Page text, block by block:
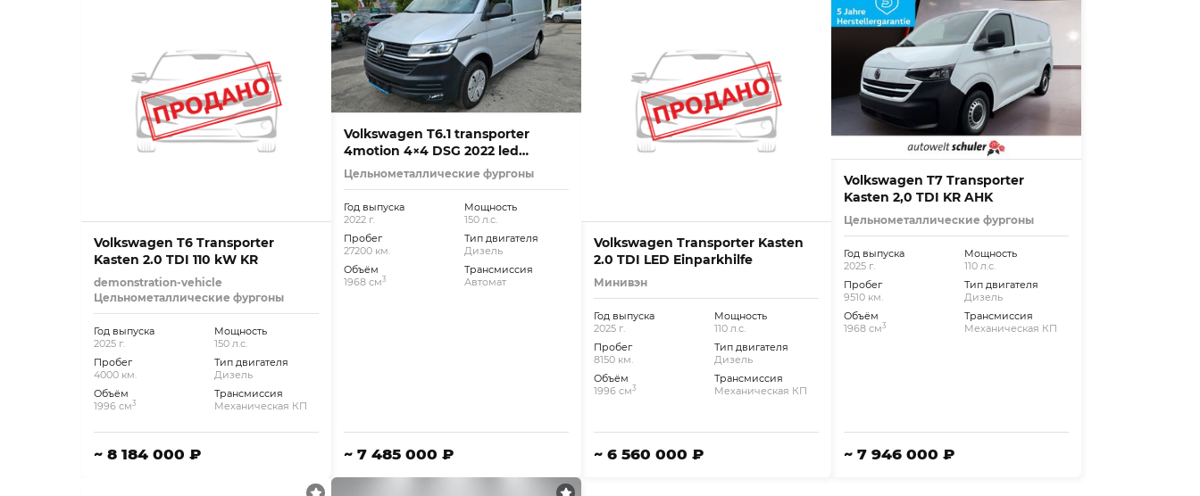
Volkswagen T6 Transporter
Kasten 2.0 TDI 110 kW KR
demonstration-vehicle
Цельнометаллические фургоны
Год выпуска
2025 г.
Пробег
4000 км.
Объём
1996 см3
Мощность
150 л.с.
Тип двигателя
Дизель
Трансмиссия
Механическая КП
~ 8 184 000 ₽
Volkswagen T6.1 transporter
4motion 4×4 DSG 2022 led
k27200
Цельнометаллические фургоны
Год выпуска
2022 г.
Пробег
27200 км.
Объём
1968 см3
Мощность
150 л.с.
Тип двигателя
Дизель
Трансмиссия
Автомат
~ 7 485 000 ₽
Volkswagen Transporter Kasten
2.0 TDI LED Einparkhilfe
Минивэн
Год выпуска
2025 г.
Пробег
8150 км.
Объём
1996 см3
Мощность
110 л.с.
Тип двигателя
Дизель
Трансмиссия
Механическая КП
~ 6 560 000 ₽
Volkswagen T7 Transporter
Kasten 2,0 TDI KR AHK
Цельнометаллические фургоны
Год выпуска
2025 г.
Пробег
9510 км.
Объём
1968 см3
Мощность
110 л.с.
Тип двигателя
Дизель
Трансмиссия
Механическая КП
~ 7 946 000 ₽